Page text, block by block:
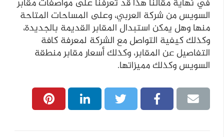
السويس من شركة العربي، وعلى المساحات المتاحة
منها وهل يمكن استبدال المقابر القديمة بالجديدة،
وكذلك كيفية التواصل مع الشركة لمعرفة كافة
التفاصيل عن المقابر، وكذلك أسعار مقابر منطقة
السويس وكذلك مميزاتها.